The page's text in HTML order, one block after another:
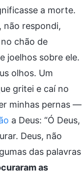
a morte.
não respondi,
chão de
joelhos sobre ele.
olhos. Um
gritei e caí no
minhas pernas —
a Deus: “Ó Deus,
Deus, não
das palavras
as